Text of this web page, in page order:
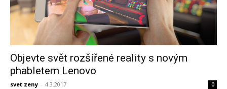
Objevte svět rozšířené reality s novým
phabletem Lenovo
svet zeny - 4.3.2017 0